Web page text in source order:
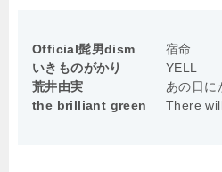
Official髭男dism
宿命
いきものがかり
YELL
荒井由実
あの日に
the brilliant green
There